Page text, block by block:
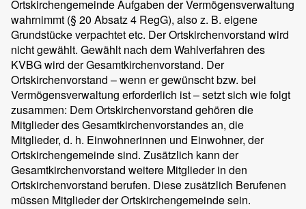
Ortskirchengemeinde Aufgaben der Vermögensverwaltung
wahrnimmt (§ 20 Absatz 4 RegG), also z. B. eigene
Grundstücke verpachtet etc. Der Ortskirchenvorstand wird
nicht gewählt. Gewählt nach dem Wahlverfahren des
KVBG wird der Gesamtkirchenvorstand. Der
Ortskirchenvorstand – wenn er gewünscht bzw. bei
Vermögensverwaltung erforderlich ist – setzt sich wie folgt
zusammen: Dem Ortskirchenvorstand gehören die
Mitglieder des Gesamtkirchenvorstandes an, die
Mitglieder, d. h. Einwohnerinnen und Einwohner, der
Ortskirchengemeinde sind. Zusätzlich kann der
Gesamtkirchenvorstand weitere Mitglieder in den
Ortskirchenvorstand berufen. Diese zusätzlich Berufenen
müssen Mitglieder der Ortskirchengemeinde sein.